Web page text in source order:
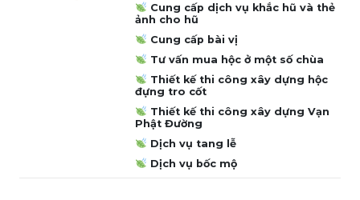
Cung cấp dịch vụ khắc hũ và thẻ
ảnh cho hũ
Cung cấp bài vị
Tư vấn mua hộc ở một số chùa
Thiết kế thi công xây dựng hộc
đựng tro cốt
Thiết kế thi công xây dựng Vạn
Phật Đường
Dịch vụ tang lễ
Dịch vụ bốc mộ